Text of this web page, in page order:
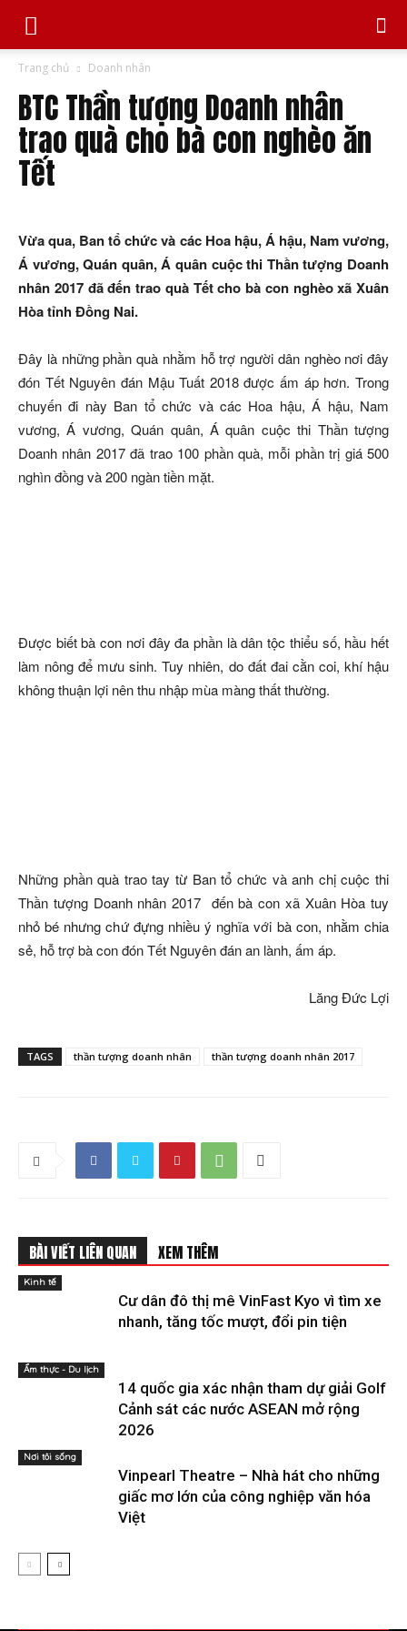
Trang chủ Doanh nhân
BTC Thần tượng Doanh nhân
trao quà cho bà con nghèo ăn
Tết
Vừa qua, Ban tổ chức và các Hoa hậu, Á hậu, Nam vương,
Á vương, Quán quân, Á quân cuộc thi Thần tượng Doanh
nhân 2017 đã đến trao quà Tết cho bà con nghèo xã Xuân
Hòa tỉnh Đồng Nai.
Đây là những phần quà nhằm hỗ trợ người dân nghèo nơi đây
đón Tết Nguyên đán Mậu Tuất 2018 được ấm áp hơn. Trong
chuyến đi này Ban tổ chức và các Hoa hậu, Á hậu, Nam
vương, Á vương, Quán quân, Á quân cuộc thi Thần tượng
Doanh nhân 2017 đã trao 100 phần quà, mỗi phần trị giá 500
nghìn đồng và 200 ngàn tiền mặt.
Được biết bà con nơi đây đa phần là dân tộc thiểu số, hầu hết
làm nông để mưu sinh. Tuy nhiên, do đất đai cằn coi, khí hậu
không thuận lợi nên thu nhập mùa màng thất thường.
Những phần quà trao tay từ Ban tổ chức và anh chị cuộc thi
Thần tượng Doanh nhân 2017 đến bà con xã Xuân Hòa tuy
nhỏ bé nhưng chứ đựng nhiều ý nghĩa với bà con, nhằm chia
sẻ, hỗ trợ bà con đón Tết Nguyên đán an lành, ấm áp.
Lăng Đức Lợi
TAGS thần tượng doanh nhân thần tượng doanh nhân 2017
BÀI VIẾT LIÊN QUAN XEM THÊM
Kinh tế
Cư dân đô thị mê VinFast Kyo vì tìm xe
nhanh, tăng tốc mượt, đổi pin tiện
Ẩm thực - Du lịch
14 quốc gia xác nhận tham dự giải Golf
Cảnh sát các nước ASEAN mở rộng
2026
Nơi tôi sống
Vinpearl Theatre – Nhà hát cho những
giấc mơ lớn của công nghiệp văn hóa
Việt